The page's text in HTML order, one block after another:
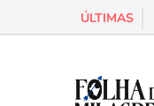
ÚLTIMAS